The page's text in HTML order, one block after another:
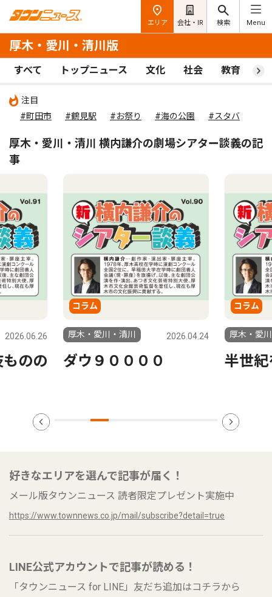
エリア 会社・IR 検索 Menu
厚木・愛川・清川版
すべて トップニュース 文化 社会 教育 ス
注目
#町田市
#鶴見駅 #お祭り #海の公園 #スタバ
厚木・愛川・清川 横内謙介の劇場シアター談義の記
事
2026.04.24
コラム
厚木・愛川・清川 2026.03.27
半世紀を経て
コラム
厚木・
もう
好きなエリアを選んで記事が届く！
メール版タウンニュース 読者限定プレゼント実施中
https://www.townnews.co.jp/mail/subscribe?detail=true
LINE公式アカウントで記事が読める！
「タウンニュース for LINE」友だち追加はコチラから